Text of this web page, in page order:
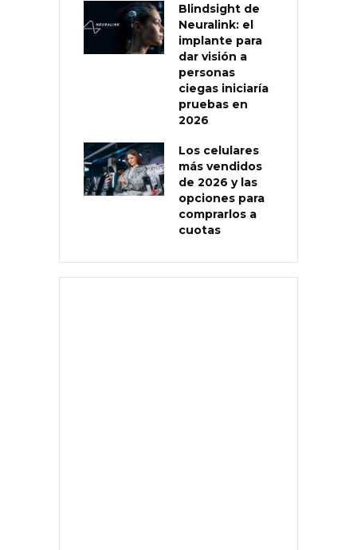
Blindsight de
Neuralink: el
implante para
dar visión a
personas
ciegas iniciaría
pruebas en
2026
Los celulares
más vendidos
de 2026 y las
opciones para
comprarlos a
cuotas